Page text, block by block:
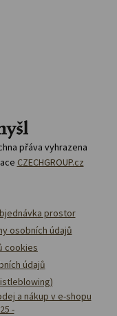
přáva vyhrazena
CZECHGROUP.cz
prostor
osobních údajů
cookies
údajů
a nákup v e-shopu
-